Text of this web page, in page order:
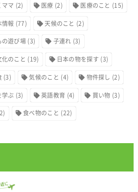
マ (2) 医療 (2) 医療のこと (15)
報 (77) 天候のこと (2)
の遊び場 (3) 子連れ (3)
化のこと (19) 日本の物を探す (3)
(3) 気候のこと (4) 物件探し (2)
学ぶ (3) 英語教育 (4) 買い物 (3)
食べ物のこと (22)